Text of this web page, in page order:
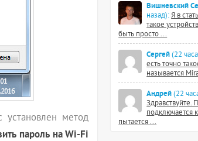
установлен метод
пароль на Wi-Fi
Вишневский
назад): Я в
такое
быть просто ...
Сергей (22
есть точно
называется
Андрей (22
подключается
пытается ...